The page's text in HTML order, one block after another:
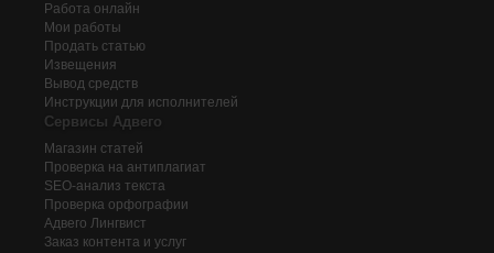
Работа онлайн
Мои работы
Продать статью
Извещения
Вывод средств
Инструкции для исполнителей
Сервисы Адвего
Магазин статей
Проверка на антиплагиат
SEO-анализ текста
Проверка орфографии
Адвего Лингвист
Заказ контента и услуг